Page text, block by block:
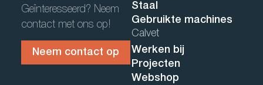
Geïnteresseerd? Neem
contact met ons op!
Neem contact op
Staal
Gebruikte machines
Calvet
Werken bij
Projecten
Webshop